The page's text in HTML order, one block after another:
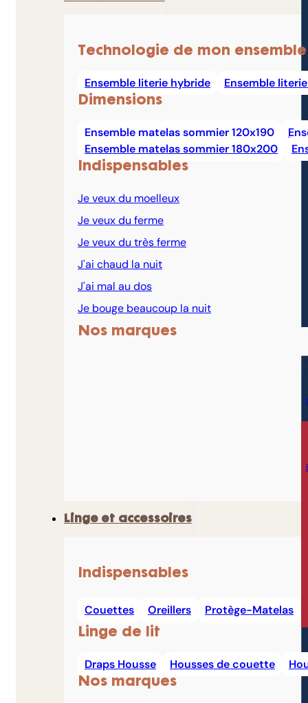
Technologie de mon ensemble
Ensemble literie hybride Ensemble
Dimensions
Ensemble matelas sommier 120x190
Ensemble matelas sommier 180x200
Indispensables
Je veux du moelleux
Je veux du ferme
Je veux du très ferme
J'ai chaud la nuit
J'ai mal au dos
Je bouge beaucoup la nuit
Nos marques
Linge et accessoires
Indispensables
Couettes Oreillers Protège-Matelas
Linge de lit
Draps Housse Housses de couette
Nos marques